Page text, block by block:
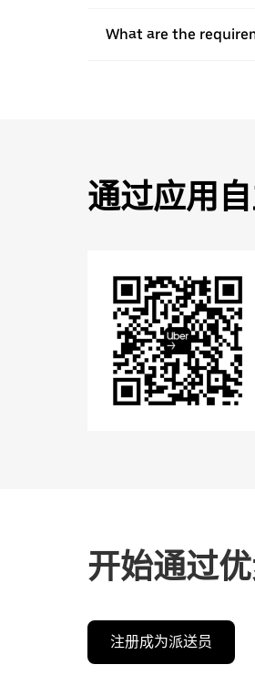
What are the
通过应用
开始通过
注册成为派送员